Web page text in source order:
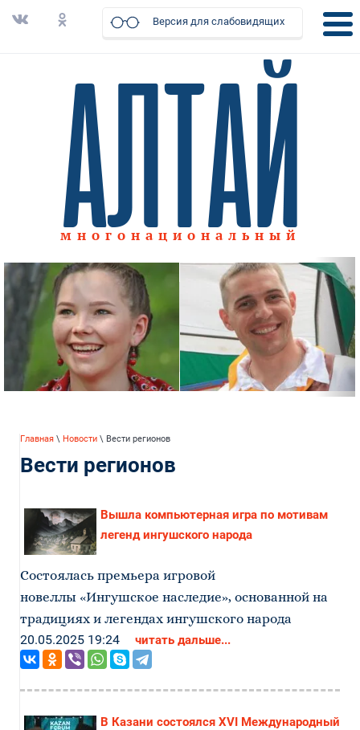
Версия для слабовидящих
многонациональный
Главная \ Новости \ Вести регионов
Вести регионов
Вышла компьютерная игра по мотивам
легенд ингушского народа
Состоялась премьера игровой
новеллы «Ингушское наследие», основанной на
традициях и легендах ингушского народа
20.05.2025 19:24 читать дальше...
В Казани состоялся XVI Международный